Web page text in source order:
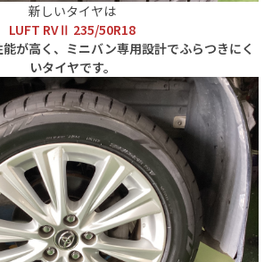
新しいタイヤは
LUFT RVⅡ 235/50R18
が高く、ミニバン専用設計でふらつきにく
いタイヤです。